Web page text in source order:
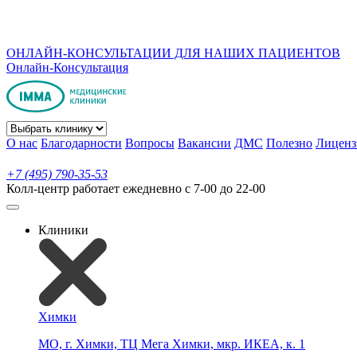
ОНЛАЙН-КОНСУЛЬТАЦИИ ДЛЯ НАШИХ ПАЦИЕНТОВ
Онлайн-Консультация
О нас Благодарности Вопросы Вакансии ДМС Полезно
+7 (495) 790-35-53
Колл-центр работает ежедневно с 7-00 до 22-00
Клиники
Химки
МО, г. Химки, ТЦ Мега Химки, мкр. ИКЕА, к. 1